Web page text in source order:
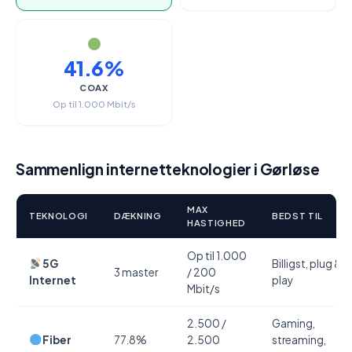
41.6%
COAX
Op til 1.000 Mbit/s
Sammenlign internetteknologier i Gørløse
TEKNOLOGI DÆKNING
MAX
HASTIGHED
BEDST TIL
5G
Internet
3 master
Op til 1.000
/ 200
Mbit/s
Billigst, plug &
play
Fiber 77.8%
2.500 /
2.500
Gaming,
streaming,